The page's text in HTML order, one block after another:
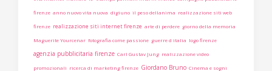
firenze anno nuovo vita nuova digiuno il peso dellanima realizzazione siti web
firenze realizzazione siti internet firenze arte di perdere giorno della memoria
Maguerite Yourcenar fotografia come passione guerre d italia logo firenze
agenzia pubblicitaria firenze Carl Gustav Jung realizzazione video
promozionali ricerca di marketing firenze Giordano Bruno Cinema e sogni